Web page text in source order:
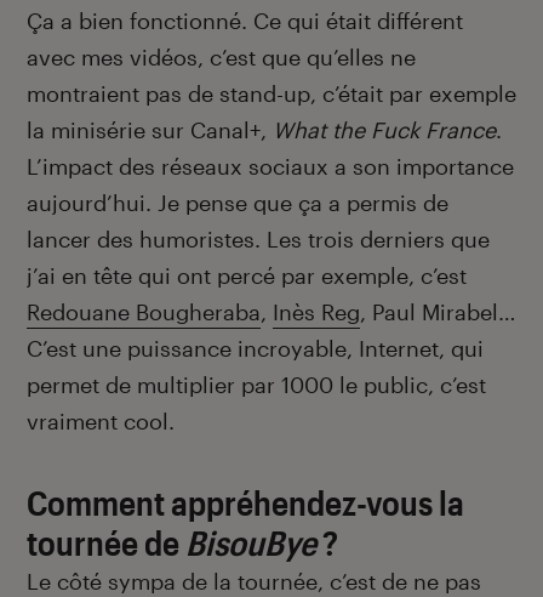
Ça a bien fonctionné. Ce qui était différent
avec mes vidéos, c’est que qu’elles ne
montraient pas de stand-up, c’était par exemple
la minisérie sur Canal+, What the Fuck France.
L’impact des réseaux sociaux a son importance
aujourd’hui. Je pense que ça a permis de
lancer des humoristes. Les trois derniers que
j’ai en tête qui ont percé par exemple, c’est
Redouane Bougheraba, Inès Reg, Paul Mirabel…
C’est une puissance incroyable, Internet, qui
permet de multiplier par 1000 le public, c’est
vraiment cool.
Comment appréhendez-vous la
tournée de BisouBye?
Le côté sympa de la tournée, c’est de ne pas